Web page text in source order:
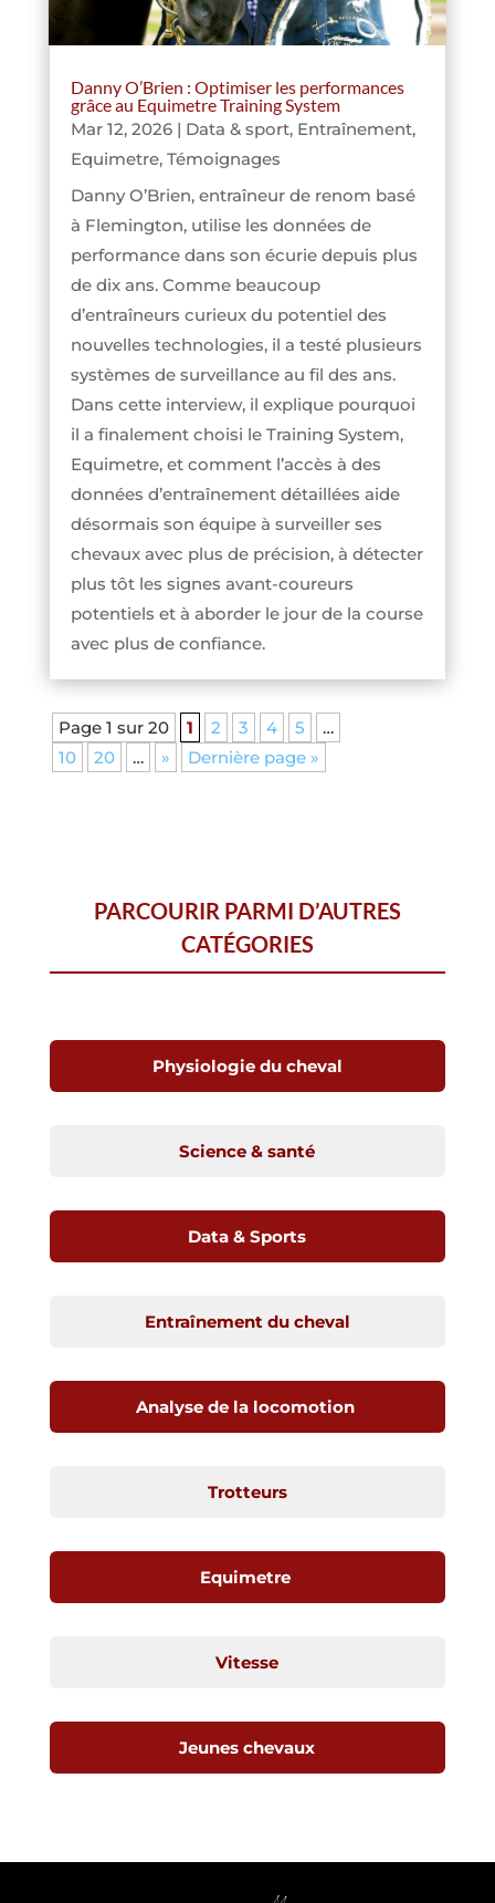
Danny O’Brien : Optimiser les performances
grâce au Equimetre Training System
Mar 12, 2026| Data & sport, Entraînement,
Equimetre, Témoignages
Danny O’Brien, entraîneur de renom basé
à Flemington, utilise les données de
performance dans son écurie depuis plus
de dix ans. Comme beaucoup
d’entraîneurs curieux du potentiel des
nouvelles technologies, il a testé plusieurs
systèmes de surveillance au fil des ans.
Dans cette interview, il explique pourquoi
il a finalement choisi le Training System,
Equimetre, et comment l’accès à des
données d’entraînement détaillées aide
désormais son équipe à surveiller ses
chevaux avec plus de précision, à détecter
plus tôt les signes avant-coureurs
potentiels et à aborder le jour de la course
avec plus de confiance.
Page 1 sur 20 1 2 3 4 5
…
10
20 … » Dernière page »
PARCOURIR PARMI D’AUTRES
CATÉGORIES
Physiologie du cheval
Science & santé
Data & Sports
Entraînement du cheval
Analyse de la locomotion
Trotteurs
Equimetre
Vitesse
Jeunes chevaux